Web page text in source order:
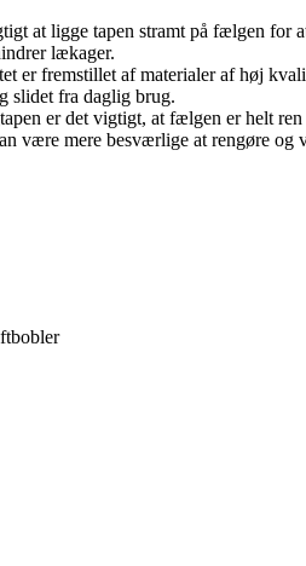
at ligge tapen stramt på fælgen for
lækager.
er fremstillet af materialer af høj
slidet fra daglig brug.
er det vigtigt, at fælgen er helt
være mere besværlige at rengøre og